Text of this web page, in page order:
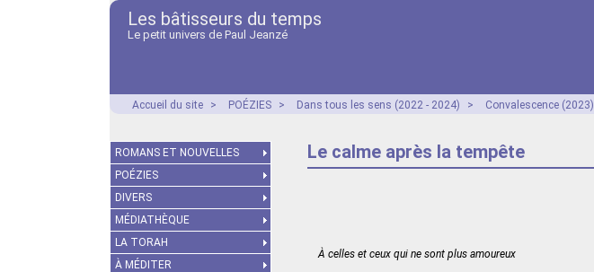
Les bâtisseurs du temps
Le petit univers de Paul Jeanzé
Accueil du site > POÉZIES > Dans tous les sens (2022 - 2024) > Convalescence (2023)
Le calme après la tempête
À celles et ceux qui ne sont plus amoureux
ROMANS ET NOUVELLES
POÉZIES
DIVERS
MÉDIATHÈQUE
LA TORAH
À MÉDITER